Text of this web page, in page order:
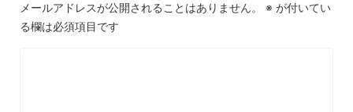
メールアドレスが公開されることはありません。 ※ が付いてい
る欄は必須項目です